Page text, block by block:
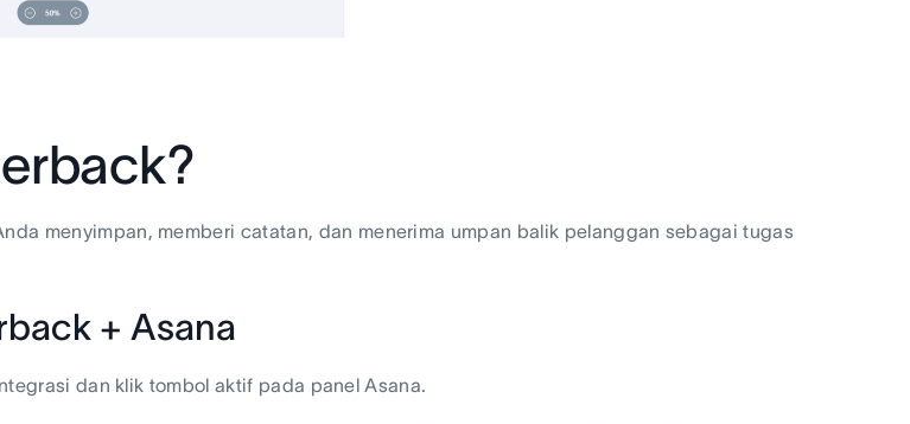
menyimpan, memberi catatan, dan menerima umpan balik pelanggan sebagai tugas
+ Asana
dan klik tombol aktif pada panel Asana.